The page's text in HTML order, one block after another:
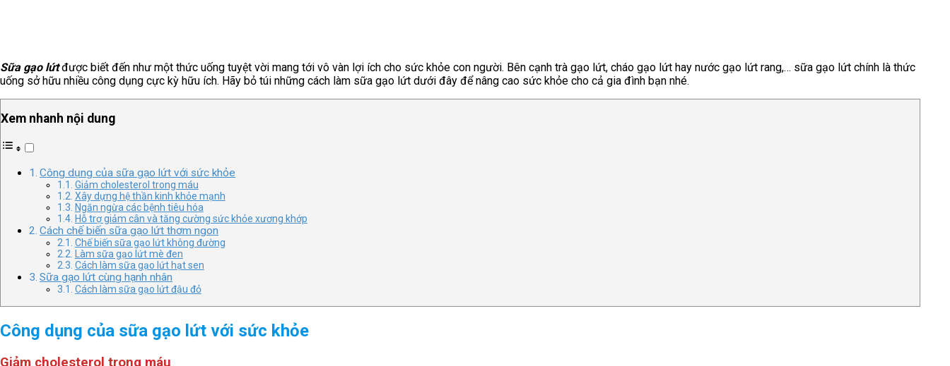
Sữa gạo lứtđược biết đến như một thức uống tuyệt vời mang tới vô vàn lợi ích cho sức khỏe con người. Bên cạnh trà gạo lứt, cháo gạo lứt hay nước gạo lứt rang,… sữa gạo lứt chính là thức
uống sở hữu nhiều công dụng cực kỳ hữu ích. Hãy bỏ túi những cách làm sữa gạo lứt dưới đây để nâng cao sức khỏe cho cả gia đình bạn nhé.
Xem nhanh nội dung
Công dụng của sữa gạo lứt với sức khỏe
Giảm cholesterol trong máu
Xây dựng hệ thần kinh khỏe mạnh
Ngăn ngừa các bệnh tiêu hóa
Hỗ trợ giảm cân và tăng cường sức khỏe xương khớp
Cách chế biến sữa gạo lứt thơm ngon
Chế biến sữa gạo lứt không đường
Làm sữa gạo lứt mè đen
Cách làm sữa gạo lứt hạt sen
Sữa gạo lứt cùng hạnh nhân
Cách làm sữa gạo lứt đậu đỏ
Công dụng của sữa gạo lứt với sức khỏe
Giảm cholesterol trong máu